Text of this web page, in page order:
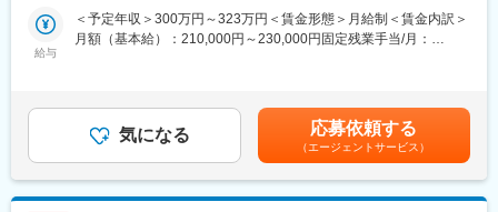
■明確な評価制度：
る報酬制度になっています。
【サポート体制】
配属後は担当マネージャーが丁寧に支援します。日々の仕事の悩
みや、キャリア形成の相談等、伴走者として活躍をサポートしま
＜仕事の流れ＞
たり20～30分程度）
給与
＜予定年収＞300万円～323万円＜賃金形態＞月給制＜賃金内訳＞
月額（基本給）：210,000円～230,000円固定残業手当/月：
年収は当社規定に基づき、年齢や経験に応じて決定します。・昇
給：年1回（4月）＜モデル給与＞※入社3年目平均基本給＋各種手
当＋業績連動給→総支給月額344,141円※業績連動給：月の予算達
成や売り上げに対して支払われます。賃金はあくまでも目安の金
額であり、選考を通じて上下する可能性があります。月給(月額)は
気になる 応募依頼する
（エージェントサービス）